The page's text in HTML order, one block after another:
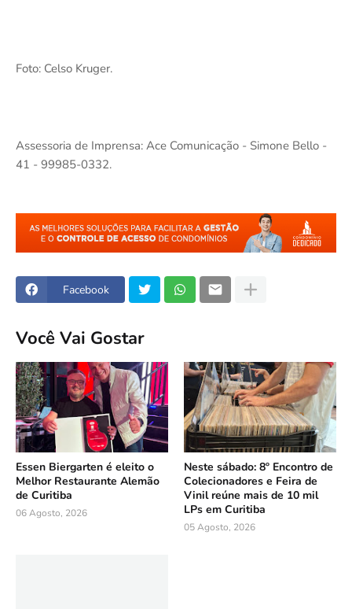
Foto: Celso Kruger.
Assessoria de Imprensa: Ace Comunicação - Simone Bello -
41 - 99985-0332.
Facebook
Você Vai Gostar
Essen Biergarten é eleito o
Melhor Restaurante Alemão
de Curitiba
06 Agosto, 2026
Neste sábado: 8º Encontro de
Colecionadores e Feira de
Vinil reúne mais de 10 mil
LPs em Curitiba
05 Agosto, 2026